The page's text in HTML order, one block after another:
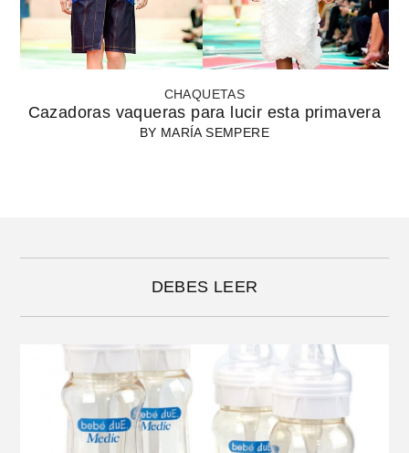
CHAQUETAS
Cazadoras vaqueras para lucir esta primavera
BY MARÍA SEMPERE
DEBES LEER